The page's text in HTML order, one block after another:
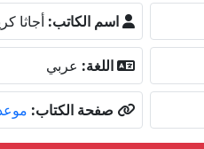
اسم الكاتب: أجاثا
اللغة: عربي
صفحة الكتاب: